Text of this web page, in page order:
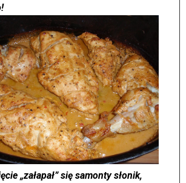
„załapał” się samonty słonik,